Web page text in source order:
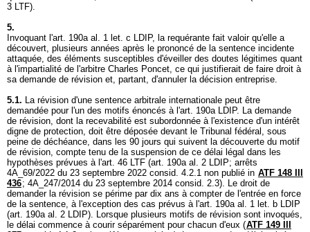
3 LTF).
5.
Invoquant l'art. 190a al. 1 let. c LDIP, la requérante fait valoir qu'elle a
découvert, plusieurs années après le prononcé de la sentence incidente
attaquée, des éléments susceptibles d'éveiller des doutes légitimes quant
à l'impartialité de l'arbitre Charles Poncet, ce qui justifierait de faire droit à
sa demande de révision et, partant, d'annuler la décision entreprise.
5.1. La révision d'une sentence arbitrale internationale peut être
demandée pour l'un des motifs énoncés à l'art. 190a LDIP. La demande
de révision, dont la recevabilité est subordonnée à l'existence d'un intérêt
digne de protection, doit être déposée devant le Tribunal fédéral, sous
peine de déchéance, dans les 90 jours qui suivent la découverte du motif
de révision, compte tenu de la suspension de ce délai légal dans les
hypothèses prévues à l'art. 46 LTF (art. 190a al. 2 LDIP; arrêts
4A_69/2022 du 23 septembre 2022 consid. 4.2.1 non publié in ATF 148 III
436; 4A_247/2014 du 23 septembre 2014 consid. 2.3). Le droit de
demander la révision se périme par dix ans à compter de l'entrée en force
de la sentence, à l'exception des cas prévus à l'art. 190a al. 1 let. b LDIP
(art. 190a al. 2 LDIP). Lorsque plusieurs motifs de révision sont invoqués,
le délai commence à courir séparément pour chacun d'eux (ATF 149 III